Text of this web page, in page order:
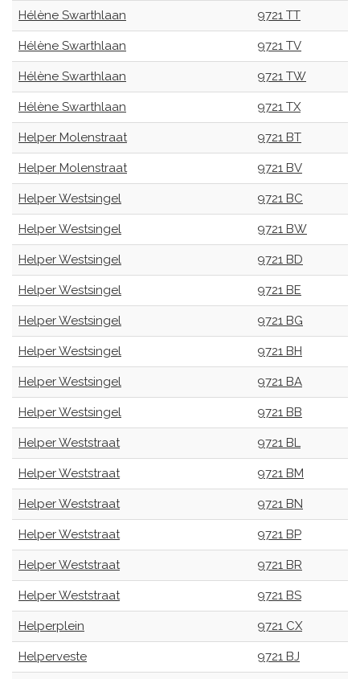
Hélène Swarthlaan 9721 TT
Hélène Swarthlaan 9721 TV
Hélène Swarthlaan 9721 TW
Hélène Swarthlaan 9721 TX
Helper Molenstraat 9721 BT
Helper Molenstraat 9721 BV
Helper Westsingel 9721 BC
Helper Westsingel 9721 BW
Helper Westsingel 9721 BD
Helper Westsingel 9721 BE
Helper Westsingel 9721 BG
Helper Westsingel 9721 BH
Helper Westsingel 9721 BA
Helper Westsingel 9721 BB
Helper Weststraat 9721 BL
Helper Weststraat 9721 BM
Helper Weststraat 9721 BN
Helper Weststraat 9721 BP
Helper Weststraat 9721 BR
Helper Weststraat 9721 BS
Helperplein 9721 CX
Helperveste 9721 BJ